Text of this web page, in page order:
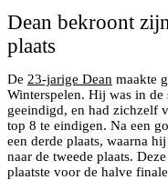
Dean bekroont
plaats
De 23-jarige Dean maakte
Winterspelen. Hij was in
geeindigd, en had zichzelf
top 8 te eindigen. Na een
een derde plaats, waarna
naar de tweede plaats.
plaatste voor de halve